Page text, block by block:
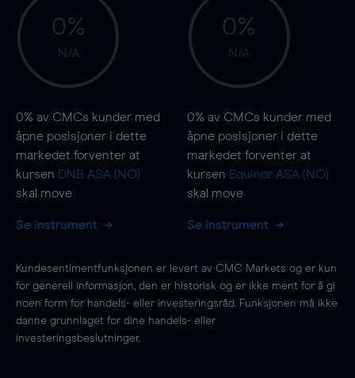
0%
N/A
0% av CMCs kunder med
åpne posisjoner i dette
markedet forventer at
kursen DNB ASA (NO)
skal move
Se instrument
0%
N/A
0% av CMCs kunder med
åpne posisjoner i dette
markedet forventer at
kursen Equinor ASA (NO)
skal move
Se instrument
Kundesentimentfunksjonen er levert av CMC Markets og er kun
for generell informasjon, den er historisk og er ikke ment for å gi
noen form for handels- eller investeringsråd. Funksjonen må ikke
danne grunnlaget for dine handels- eller
investeringsbeslutninger.